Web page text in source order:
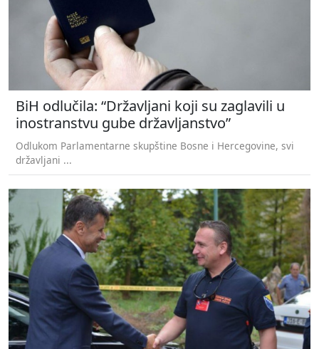
BiH odlučila: “Državljani koji su zaglavili u
inostranstvu gube državljanstvo”
Odlukom Parlamentarne skupštine Bosne i Hercegovine, svi
državljani ...